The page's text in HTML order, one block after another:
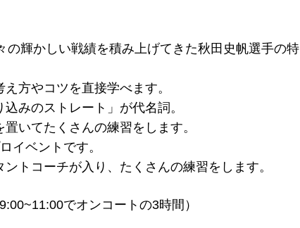
輝かしい戦績を積み上げてきた秋田史帆選手の特
方やコツを直接学べます。
みのストレート」が代名詞。
いてたくさんの練習をします。
イベントです。
トコーチが入り、たくさんの練習をします。
でオンコートの3時間）